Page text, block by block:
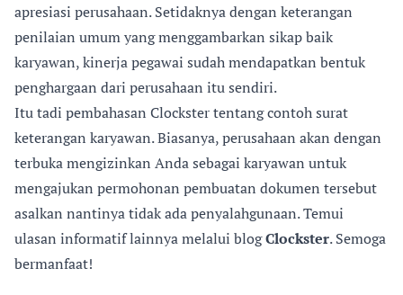
apresiasi perusahaan. Setidaknya dengan keterangan
penilaian umum yang menggambarkan sikap baik
karyawan, kinerja pegawai sudah mendapatkan bentuk
penghargaan dari perusahaan itu sendiri.
Itu tadi pembahasan Clockster tentang contoh surat
keterangan karyawan. Biasanya, perusahaan akan dengan
terbuka mengizinkan Anda sebagai karyawan untuk
mengajukan permohonan pembuatan dokumen tersebut
asalkan nantinya tidak ada penyalahgunaan. Temui
ulasan informatif lainnya melalui blogClockster. Semoga
bermanfaat!